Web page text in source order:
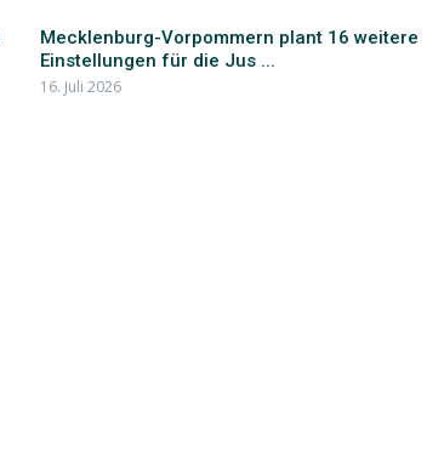
Mecklenburg-Vorpommern plant 16 weitere
Einstellungen für die Jus ...
16. Juli 2026